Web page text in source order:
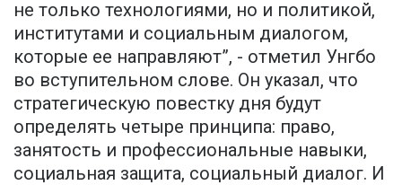
не только технологиями, но и политикой,
институтами и социальным диалогом,
которые ее направляют”, - отметил Унгбо
во вступительном слове. Он указал, что
стратегическую повестку дня будут
определять четыре принципа: право,
занятость и профессиональные навыки,
социальная защита, социальный диалог. И